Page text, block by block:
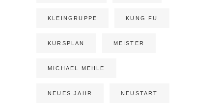
KLEINGRUPPE KUNG FU
KURSPLAN MEISTER
MICHAEL MEHLE
NEUES JAHR NEUSTART